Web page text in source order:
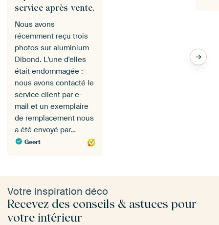
service après-vente.
Nous avons
récemment reçu trois
photos sur aluminium
Dibond. L'une d'elles
était endommagée :
nous avons contacté le
service client par e-
mail et un exemplaire
de remplacement nous
a été envoyé par…
Geert
Votre inspiration déco
Recevez des conseils & astuces pour
votre intérieur